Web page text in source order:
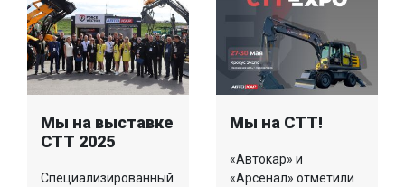
Мы на выставке
СТТ 2025
Специализированный
Мы на СТТ!
«Автокар» и
«Арсенал» отметили